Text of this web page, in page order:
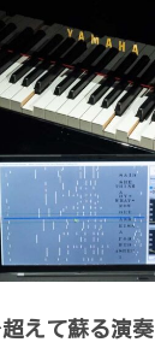
えて蘇る演奏